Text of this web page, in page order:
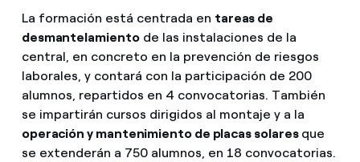
La formación está centrada en tareas de
desmantelamientode las instalaciones de la
central, en concreto en la prevención de riesgos
laborales, y contará con la participación de 200
alumnos, repartidos en 4 convocatorias. También
se impartirán cursos dirigidos al montaje y a la
operación y mantenimiento de placas solaresque
se extenderán a 750 alumnos, en 18 convocatorias.